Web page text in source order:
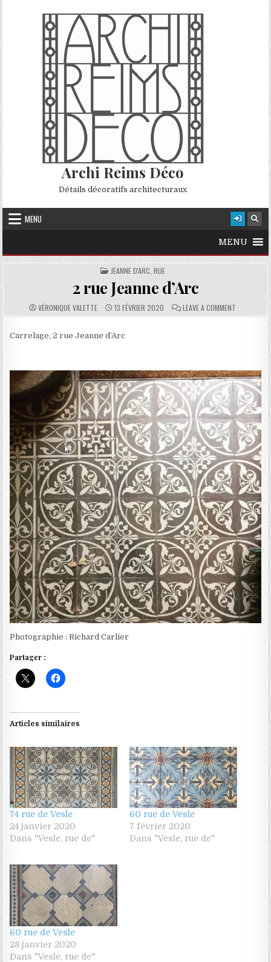
Skip to content
Archi Reims Déco
Détails décoratifs architecturaux
MENU
MENU
POSTED IN
JEANNE D'ARC, RUE
2 rue Jeanne d’Arc
AUTHOR:
VÉRONIQUE VALETTE PUBLISHED DATE:
13 FÉVRIER 2020 COMMENTS:
LEAVE A COMMENT ON 2 RUE
Carrelage, 2 rue Jeanne d’Arc
Photographie : Richard Carlier
Partager :
Articles similaires
74 rue de Vesle
24 janvier 2020
Dans "Vesle, rue de"
60 rue de Vesle
7 février 2020
Dans "Vesle, rue de"
60 rue de Vesle
28 janvier 2020
Dans "Vesle, rue de"